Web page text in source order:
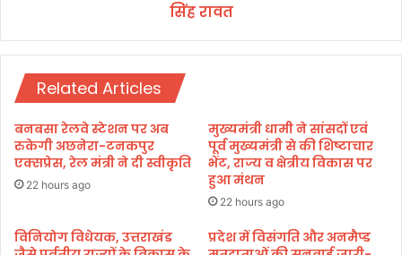
हा
जघ्र
जा
री
हो
गा
:
ध
सिंह रावत
Related Articles
बनबसा रेलवे स्टेशन पर अब
रुकेगी अछनेरा-टनकपुर
एक्सप्रेस, रेल मंत्री ने दी स्वीकृति
22 hours ago
मुख्यमंत्री धामी ने सांसदों एवं
पूर्व मुख्यमंत्री से की शिष्टाचार
भेंट, राज्य व क्षेत्रीय विकास पर
हुआ मंथन
22 hours ago
विनियोग विधेयक, उत्तराखंड
प्रदेश में विसंगति और अनमैप्ड